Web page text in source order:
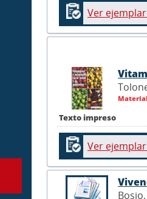
Ver
Texto impreso
Ver